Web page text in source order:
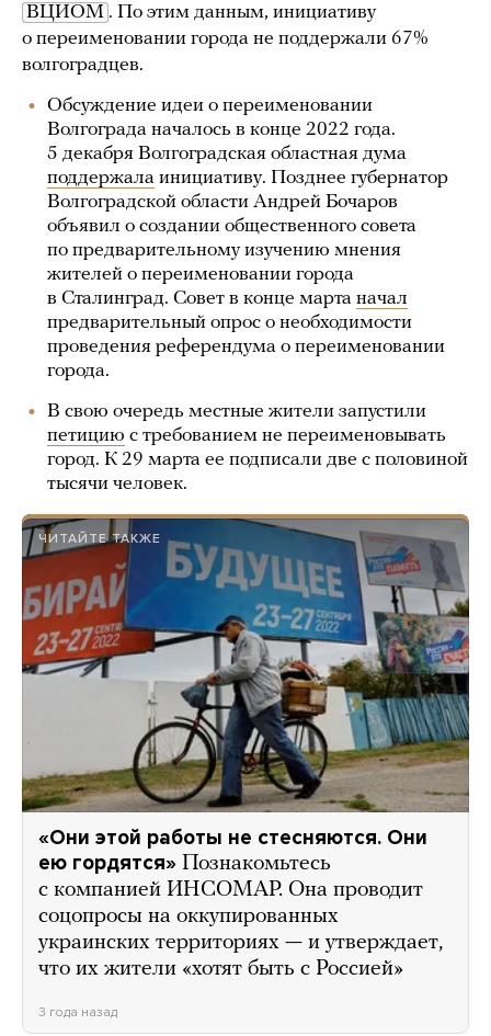
ВЦИОМ . По этим данным, инициативу
о переименовании города не поддержали 67%
волгоградцев.
Обсуждение идеи о переименовании
Волгограда началось в конце 2022 года.
5 декабря Волгоградская областная дума
поддержала инициативу. Позднее губернатор
Волгоградской области Андрей Бочаров
объявил о создании общественного совета
по предварительному изучению мнения
жителей о переименовании города
в Сталинград. Совет в конце марта начал
предварительный опрос о необходимости
проведения референдума о переименовании
города.
В свою очередь местные жители запустили
петицию с требованием не переименовывать
город. К 29 марта ее подписали две с половиной
тысячи человек.
ЧИТАЙТЕ ТАКЖЕ
«Они этой работы не стесняются. Они
ею гордятся» Познакомьтесь
с компанией ИНСОМАР. Она проводит
соцопросы на оккупированных
украинских территориях — и утверждает,
что их жители «хотят быть с Россией»
3 года назад